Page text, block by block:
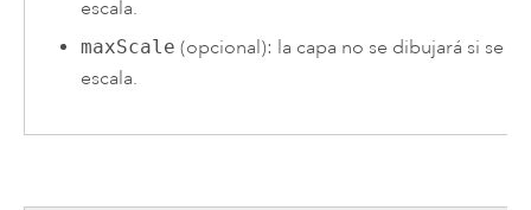
escala.
maxScale (opcional): la capa no se dibujará si se
escala.